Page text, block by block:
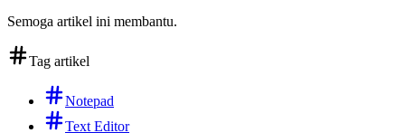
Semoga artikel ini membantu.
Tag artikel
Notepad
Text Editor